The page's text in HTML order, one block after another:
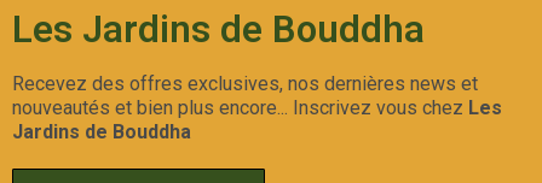
Les Jardins de Bouddha
Recevez des offres exclusives, nos dernières news et
nouveautés et bien plus encore... Inscrivez vous chez Les
Jardins de Bouddha